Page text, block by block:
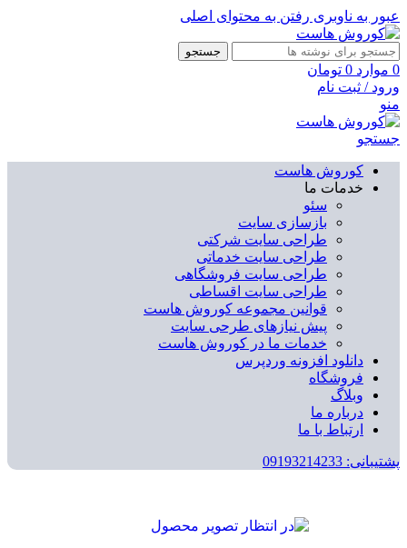
عبور به ناوبری رفتن به محتوای اصلی
جستجو
0 موارد 0 تومان
ورود / ثبت نام
منو
جستجو
کوروش هاست
خدمات ما
سئو
بازسازی سایت
طراحی سایت شرکتی
طراحی سایت خدماتی
طراحی سایت فروشگاهی
طراحی سایت اقساطی
قوانین مجموعه کوروش هاست
پیش نیازهای طرحی سایت
خدمات ما در کوروش هاست
دانلود افزونه وردپرس
فروشگاه
وبلاگ
درباره ما
ارتباط با ما
پشتیبانی: 09193214233